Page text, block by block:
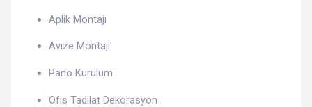
Aplik Montajı
Avize Montajı
Pano Kurulum
Ofis Tadilat Dekorasyon